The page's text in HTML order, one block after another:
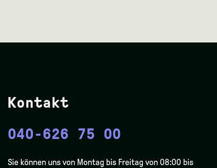
Kontakt
040-626 75 00
Sie können uns von Montag bis Freitag von 08:00 bis